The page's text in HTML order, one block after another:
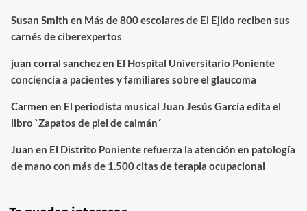
Susan Smith en Más de 800 escolares de El Ejido reciben sus
carnés de ciberexpertos
juan corral sanchezen El Hospital Universitario Poniente
conciencia a pacientes y familiares sobre el glaucoma
Carmen en El periodista musical Juan Jesús García edita el
libro `Zapatos de piel de caimán´
Juan en El Distrito Poniente refuerza la atención en patología
de mano con más de 1.500 citas de terapia ocupacional